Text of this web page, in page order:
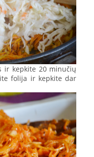
ir kepkite 20 minučių
folija ir kepkite dar